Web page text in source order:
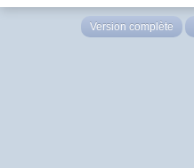
Version complète